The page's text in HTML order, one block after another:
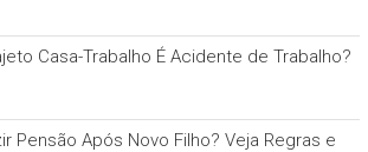
Casa-Trabalho É Acidente de Trabalho?
Pensão Após Novo Filho? Veja Regras e